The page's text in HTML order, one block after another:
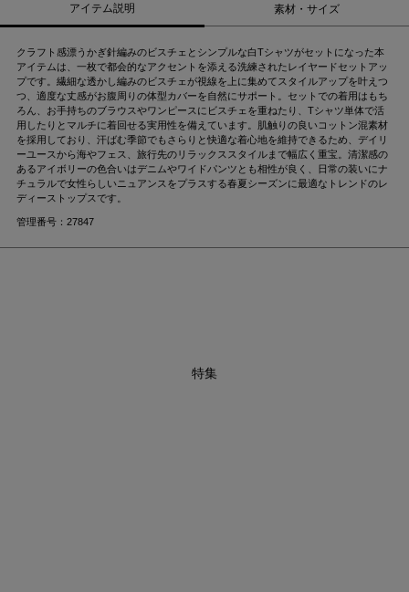
アイテム説明 素材・サイズ
クラフト感漂うかぎ針編みのビスチェとシンプルな白Tシャツがセットになった本
アイテムは、一枚で都会的なアクセントを添える洗練されたレイヤードセットアッ
プです。繊細な透かし編みのビスチェが視線を上に集めてスタイルアップを叶えつ
つ、適度な丈感がお腹周りの体型カバーを自然にサポート。セットでの着用はもち
ろん、お手持ちのブラウスやワンピースにビスチェを重ねたり、Tシャツ単体で活
用したりとマルチに着回せる実用性を備えています。肌触りの良いコットン混素材
を採用しており、汗ばむ季節でもさらりと快適な着心地を維持できるため、デイリ
ーユースから海やフェス、旅行先のリラックススタイルまで幅広く重宝。清潔感の
あるアイボリーの色合いはデニムやワイドパンツとも相性が良く、日常の装いにナ
チュラルで女性らしいニュアンスをプラスする春夏シーズンに最適なトレンドのレ
ディーストップスです。
管理番号：27847
特集